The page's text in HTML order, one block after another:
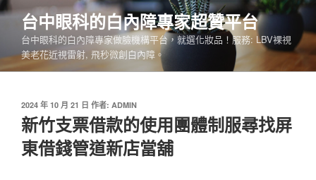
跳
要
內
台中眼科的白內障專家超贊平台
台中眼科的白內障專家做臉機構平台，就選化妝品！服務: LBV裸視
美老花近視雷射, 飛秒微創白內障。
發
佈
於
2024 年 10 月 21 日 作者: ADMIN
新竹支票借款的使用團體制服尋找屏
東借錢管道新店當舖